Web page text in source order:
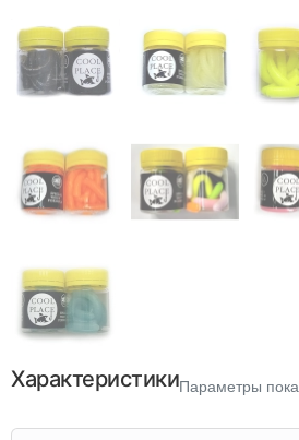
ХарактеристикиПараметры